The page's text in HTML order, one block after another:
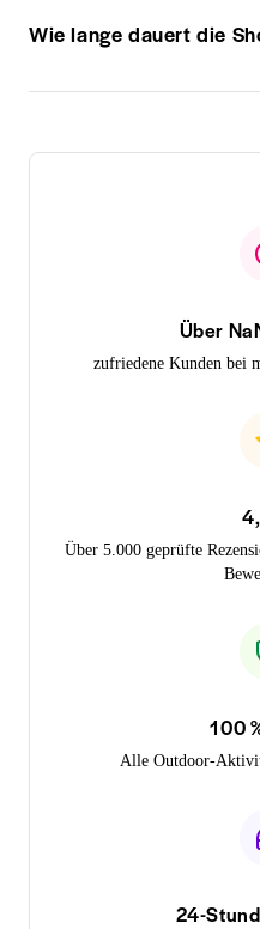
Wie lange dauert die
Über
zufriedene Kunden bei
Über 5.000 geprüfte
100
Alle Outdoor-
24-